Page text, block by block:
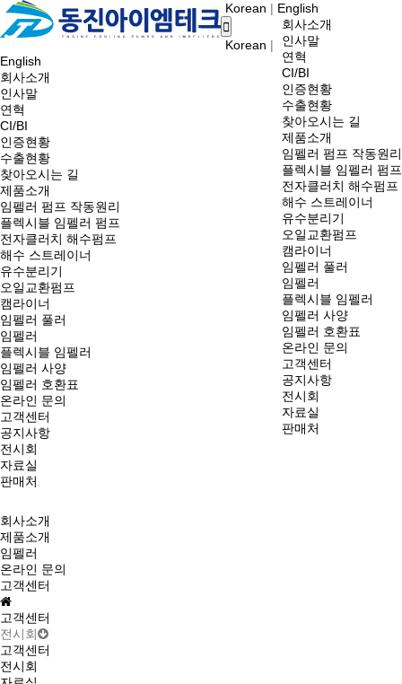
Korean | English
회사소개
인사말
연혁
CI/BI
인증현황
수출현황
찾아오시는 길
제품소개
임펠러 펌프 작동원리
플렉시블 임펠러 펌프
전자클러치 해수펌프
해수 스트레이너
유수분리기
오일교환펌프
캠라이너
임펠러 풀러
임펠러
플렉시블 임펠러
임펠러 사양
임펠러 호환표
온라인 문의
고객센터
공지사항
전시회
자료실
판매처
Korean |
English
회사소개
인사말
연혁
CI/BI
인증현황
수출현황
찾아오시는 길
제품소개
임펠러 펌프 작동원리
플렉시블 임펠러 펌프
전자클러치 해수펌프
해수 스트레이너
유수분리기
오일교환펌프
캠라이너
임펠러 풀러
임펠러
플렉시블 임펠러
임펠러 사양
임펠러 호환표
온라인 문의
고객센터
공지사항
전시회
자료실
판매처
회사소개
제품소개
임펠러
온라인 문의
고객센터
고객센터
전시회
고객센터
전시회